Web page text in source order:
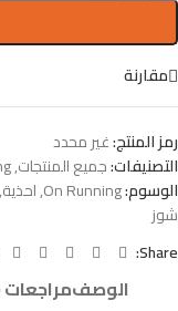
مقارنة
رمز المنتج:غير محدد
التصنيفات:جميع المنتجات,
الوسوم:On Running
,احذية,
شوز
Share:
الوصفمراجعات